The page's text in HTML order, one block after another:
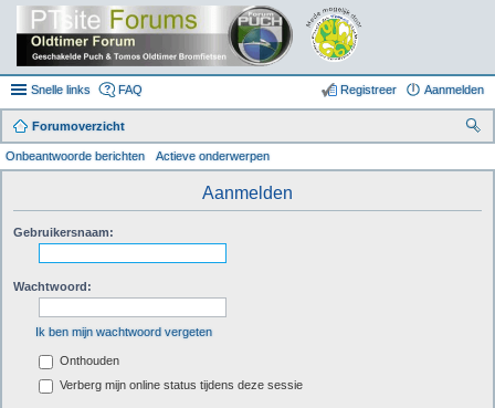
Snelle links FAQ Aanmelden
Registreer
Forumoverzicht
Onbeantwoorde berichten Actieve onderwerpen
Aanmelden
Gebruikersnaam:
Wachtwoord:
Ik ben mijn wachtwoord vergeten
Onthouden
Verberg mijn online status tijdens deze sessie